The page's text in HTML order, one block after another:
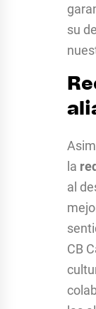
su
la
al
CB